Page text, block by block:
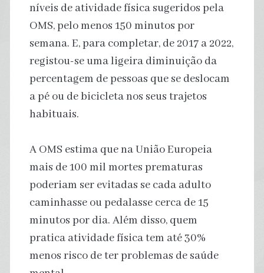
níveis de atividade física sugeridos pela
OMS, pelo menos 150 minutos por
semana. E, para completar, de 2017 a 2022,
registou-se uma ligeira diminuição da
percentagem de pessoas que se deslocam
a pé ou de bicicleta nos seus trajetos
habituais.
A OMS estima que na União Europeia
mais de 100 mil mortes prematuras
poderiam ser evitadas se cada adulto
caminhasse ou pedalasse cerca de 15
minutos por dia. Além disso, quem
pratica atividade física tem até 30%
menos risco de ter problemas de saúde